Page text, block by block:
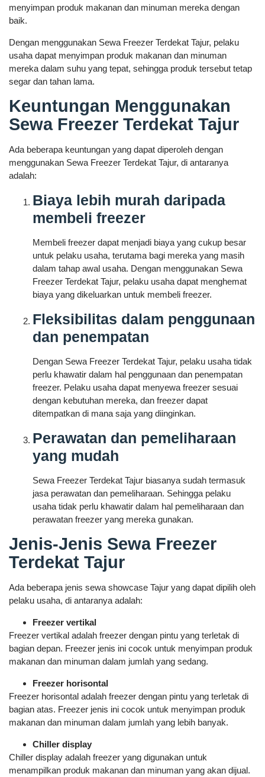
menyimpan produk makanan dan minuman mereka dengan
baik.
Dengan menggunakan Sewa Freezer Terdekat Tajur, pelaku
usaha dapat menyimpan produk makanan dan minuman
mereka dalam suhu yang tepat, sehingga produk tersebut tetap
segar dan tahan lama.
Keuntungan Menggunakan
Sewa Freezer Terdekat Tajur
Ada beberapa keuntungan yang dapat diperoleh dengan
menggunakan Sewa Freezer Terdekat Tajur, di antaranya
adalah:
Biaya lebih murah daripada
membeli freezer
Membeli freezer dapat menjadi biaya yang cukup besar
untuk pelaku usaha, terutama bagi mereka yang masih
dalam tahap awal usaha. Dengan menggunakan Sewa
Freezer Terdekat Tajur, pelaku usaha dapat menghemat
biaya yang dikeluarkan untuk membeli freezer.
Fleksibilitas dalam penggunaan
dan penempatan
Dengan Sewa Freezer Terdekat Tajur, pelaku usaha tidak
perlu khawatir dalam hal penggunaan dan penempatan
freezer. Pelaku usaha dapat menyewa freezer sesuai
dengan kebutuhan mereka, dan freezer dapat
ditempatkan di mana saja yang diinginkan.
Perawatan dan pemeliharaan
yang mudah
Sewa Freezer Terdekat Tajur biasanya sudah termasuk
jasa perawatan dan pemeliharaan. Sehingga pelaku
usaha tidak perlu khawatir dalam hal pemeliharaan dan
perawatan freezer yang mereka gunakan.
Jenis-Jenis Sewa Freezer
Terdekat Tajur
Ada beberapa jenis sewa showcase Tajur yang dapat dipilih oleh
pelaku usaha, di antaranya adalah:
Freezer vertikal
Freezer vertikal adalah freezer dengan pintu yang terletak di
bagian depan. Freezer jenis ini cocok untuk menyimpan produk
makanan dan minuman dalam jumlah yang sedang.
Freezer horisontal
Freezer horisontal adalah freezer dengan pintu yang terletak di
bagian atas. Freezer jenis ini cocok untuk menyimpan produk
makanan dan minuman dalam jumlah yang lebih banyak.
Chiller display
Chiller display adalah freezer yang digunakan untuk
menampilkan produk makanan dan minuman yang akan dijual.